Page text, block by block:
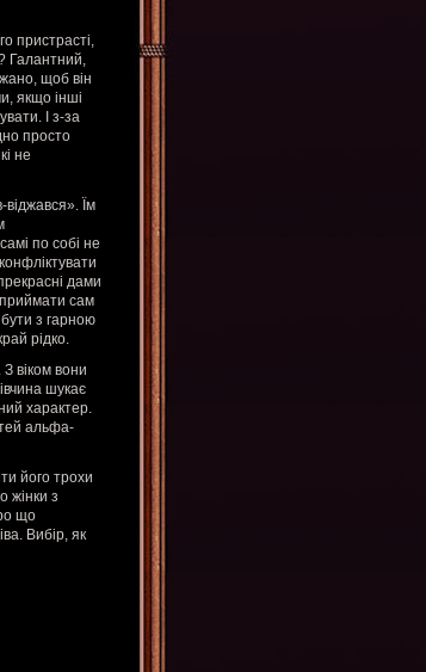
пристрасті,
Галантний,
щоб він
якщо інші
І з-за
просто
не
Їм
по собі не
дами
приймати сам
з гарною
рідко.
віком вони
шукає
характер.
альфа-
його трохи
жінки з
що
Вибір, як